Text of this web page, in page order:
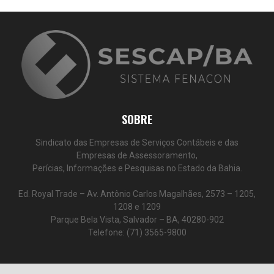
SOBRE
Sindicato das Empresas de Serviços Contábeis e das
Empresas de Assessoramento,
Perícias, Informações e Pesquisas no Estado da Bahia.
Ed. Royal Trade – Av. Antônio Carlos Magalhães, 2573 – 1205,
1208 e 1209
Parque Bela Vista, Salvador – BA, 40280-902
Telefone: (71) 3565-9800